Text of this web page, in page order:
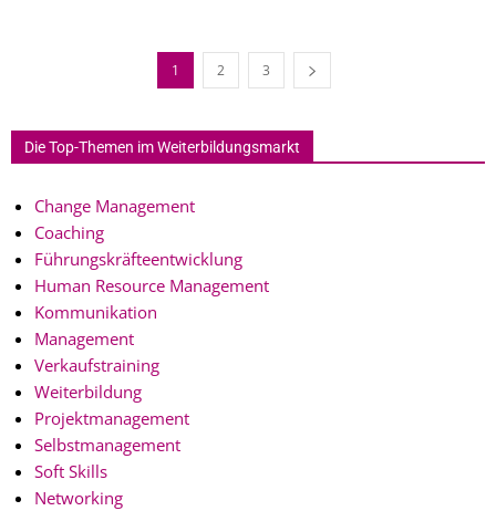
1 2 3
Die Top-Themen im Weiterbildungsmarkt
Change Management
Coaching
Führungskräfteentwicklung
Human Resource Management
Kommunikation
Management
Verkaufstraining
Weiterbildung
Projektmanagement
Selbstmanagement
Soft Skills
Networking